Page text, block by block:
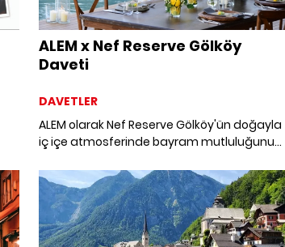
ALEM x Nef Reserve Gölköy
Daveti
DAVETLER
ALEM olarak Nef Reserve Gölköy'ün doğayla
iç içe atmosferinde bayram mutluluğunu